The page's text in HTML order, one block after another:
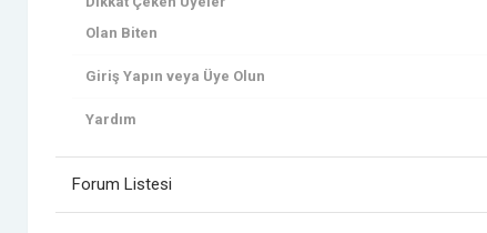
Olan Biten
Giriş Yapın veya Üye Olun
Yardım
Forum Listesi